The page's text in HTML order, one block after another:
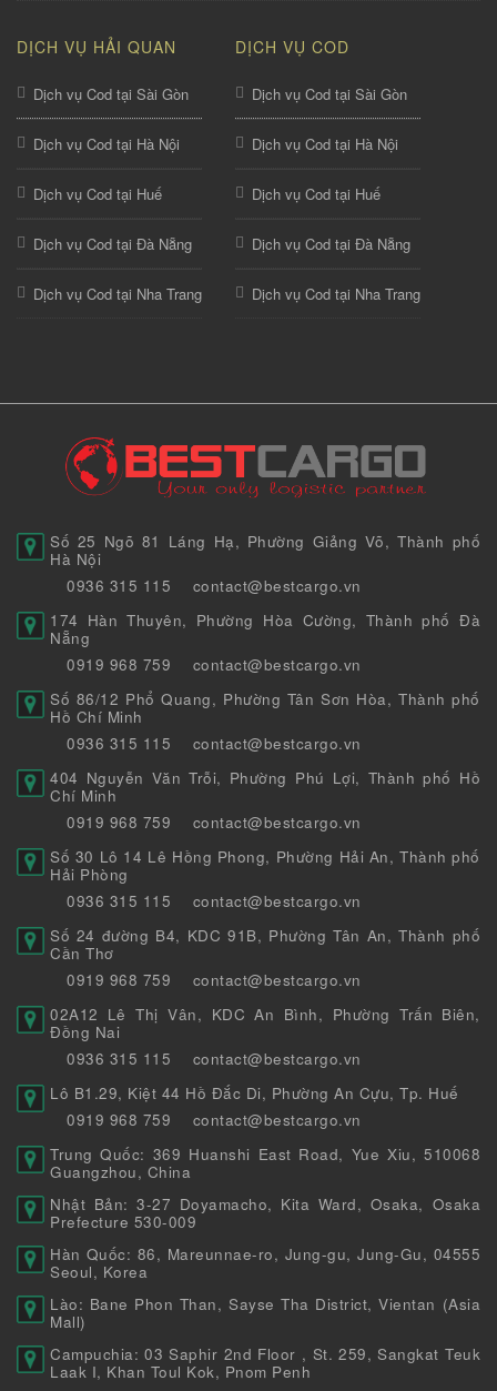
DỊCH VỤ HẢI QUAN
Dịch vụ Cod tại Sài Gòn
Dịch vụ Cod tại Hà Nội
Dịch vụ Cod tại Huế
Dịch vụ Cod tại Đà Nẵng
Dịch vụ Cod tại Nha Trang
DỊCH VỤ COD
Dịch vụ Cod tại Sài Gòn
Dịch vụ Cod tại Hà Nội
Dịch vụ Cod tại Huế
Dịch vụ Cod tại Đà Nẵng
Dịch vụ Cod tại Nha Trang
Số 25 Ngõ 81 Láng Hạ, Phường Giảng Võ, Thành phố
Hà Nội
0936 315 115
contact@bestcargo.vn
174 Hàn Thuyên, Phường Hòa Cường, Thành phố Đà
Nẵng
0919 968 759
contact@bestcargo.vn
Số 86/12 Phổ Quang, Phường Tân Sơn Hòa, Thành phố
Hồ Chí Minh
0936 315 115
contact@bestcargo.vn
404 Nguyễn Văn Trỗi, Phường Phú Lợi, Thành phố Hồ
Chí Minh
0919 968 759
contact@bestcargo.vn
Số 30 Lô 14 Lê Hồng Phong, Phường Hải An, Thành phố
Hải Phòng
0936 315 115
contact@bestcargo.vn
Số 24 đường B4, KDC 91B, Phường Tân An, Thành phố
Cần Thơ
0919 968 759
contact@bestcargo.vn
02A12 Lê Thị Vân, KDC An Bình, Phường Trấn Biên,
Đồng Nai
0936 315 115
contact@bestcargo.vn
Lô B1.29, Kiệt 44 Hồ Đắc Di, Phường An Cựu, Tp. Huế
0919 968 759
contact@bestcargo.vn
Trung Quốc: 369 Huanshi East Road, Yue Xiu, 510068
Guangzhou, China
Nhật Bản: 3-27 Doyamacho, Kita Ward, Osaka, Osaka
Prefecture 530-009
Hàn Quốc: 86, Mareunnae-ro, Jung-gu, Jung-Gu, 04555
Seoul, Korea
Lào: Bane Phon Than, Sayse Tha District, Vientan (Asia
Mall)
Campuchia: 03 Saphir 2nd Floor , St. 259, Sangkat Teuk
Laak I, Khan Toul Kok, Pnom Penh